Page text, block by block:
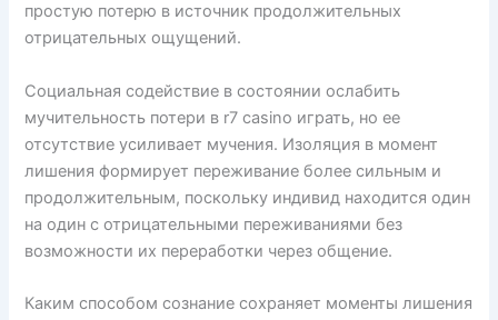
простую потерю в источник продолжительных
отрицательных ощущений.
Социальная содействие в состоянии ослабить
мучительность потери в r7 casino играть, но ее
отсутствие усиливает мучения. Изоляция в момент
лишения формирует переживание более сильным и
продолжительным, поскольку индивид находится один
на один с отрицательными переживаниями без
возможности их переработки через общение.
Каким способом сознание сохраняет моменты лишения